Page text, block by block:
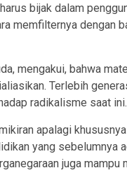
bijak dalam
memfilternya dengan
mengakui, bahwa
Terlebih
radikalisme saat ini.
apalagi
yang sebelumnya
juga